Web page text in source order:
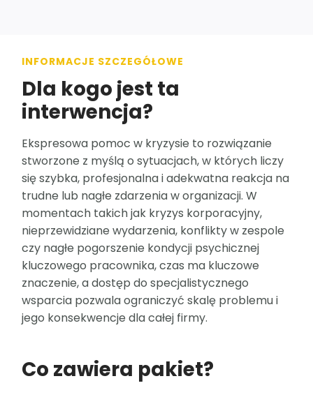
INFORMACJE SZCZEGÓŁOWE
Dla kogo jest ta
interwencja?
Ekspresowa pomoc w kryzysie to rozwiązanie
stworzone z myślą o sytuacjach, w których liczy
się szybka, profesjonalna i adekwatna reakcja na
trudne lub nagłe zdarzenia w organizacji. W
momentach takich jak kryzys korporacyjny,
nieprzewidziane wydarzenia, konflikty w zespole
czy nagłe pogorszenie kondycji psychicznej
kluczowego pracownika, czas ma kluczowe
znaczenie, a dostęp do specjalistycznego
wsparcia pozwala ograniczyć skalę problemu i
jego konsekwencje dla całej firmy.
Co zawiera pakiet?